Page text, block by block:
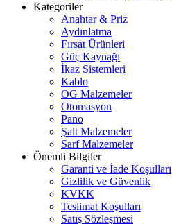
Kategoriler
Anahtar & Priz
Aydınlatma
Fırsat Ürünleri
Güç Kaynağı
İkaz Sistemleri
Kablo
OG Malzemeler
Otomasyon
Pano
Şalt Malzemeler
Sarf Malzemeler
Önemli Bilgiler
Garanti ve İade Koşulları
Gizlilik ve Güvenlik
KVKK
Teslimat Koşulları
Satış Sözleşmesi